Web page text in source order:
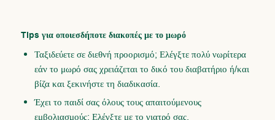
Tips για οποιεσδήποτε διακοπές με το μωρό
Ταξιδεύετε σε διεθνή προορισμό; Ελέγξτε πολύ νωρίτερα
εάν το μωρό σας χρειάζεται το δικό του διαβατήριο ή/και
βίζα και ξεκινήστε τη διαδικασία.
Έχει το παιδί σας όλους τους απαιτούμενους
εμβολιασμούς; Ελέγξτε με το γιατρό σας.